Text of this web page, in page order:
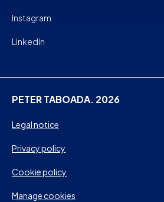
Instagram
Linkedin
PETER TABOADA. 2026
Legal notice
Privacy policy
Cookie policy
Manage cookies